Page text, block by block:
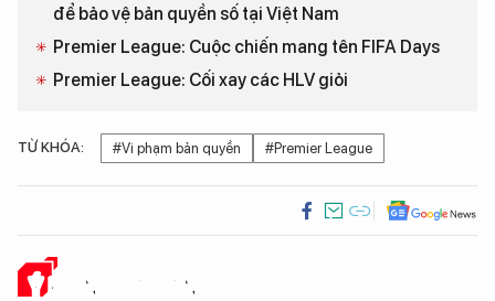
để bảo vệ bản quyền số tại Việt Nam
Premier League: Cuộc chiến mang tên FIFA Days
Premier League: Cối xay các HLV giỏi
TỪ KHÓA: #Vi phạm bản quyền #Premier League
Ý KIẾN CỦA BẠN